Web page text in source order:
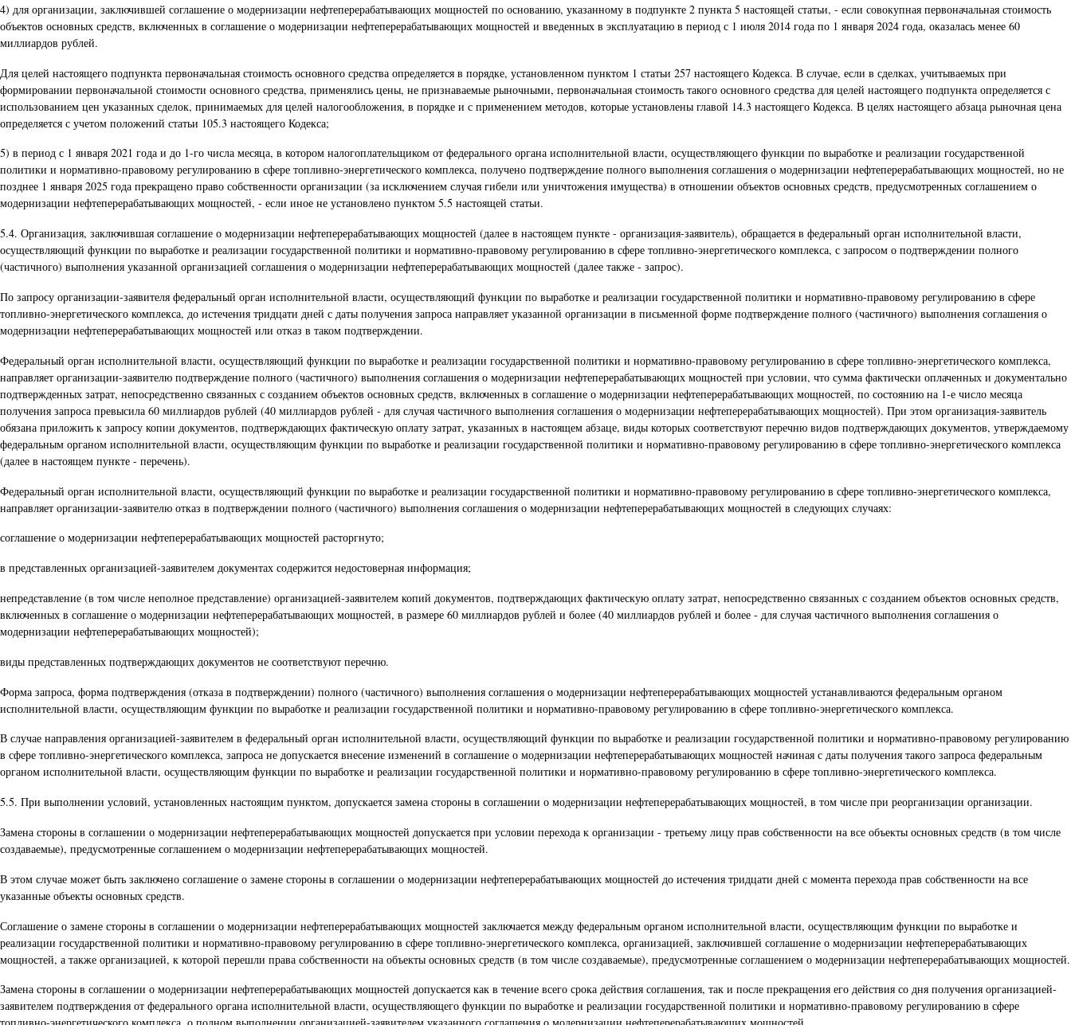
4) для организации, заключившей соглашение о модернизации нефтеперерабатывающих мощностей по основанию, указанному в подпункте 2 пункта 5 настоящей статьи, - если совокупная первоначальная стоимость
объектов основных средств, включенных в соглашение о модернизации нефтеперерабатывающих мощностей и введенных в эксплуатацию в период с 1 июля 2014 года по 1 января 2024 года, оказалась менее 60
миллиардов рублей.
Для целей настоящего подпункта первоначальная стоимость основного средства определяется в порядке, установленном пунктом 1 статьи 257 настоящего Кодекса. В случае, если в сделках, учитываемых при
формировании первоначальной стоимости основного средства, применялись цены, не признаваемые рыночными, первоначальная стоимость такого основного средства для целей настоящего подпункта определяется с
использованием цен указанных сделок, принимаемых для целей налогообложения, в порядке и с применением методов, которые установлены главой 14.3 настоящего Кодекса. В целях настоящего абзаца рыночная цена
определяется с учетом положений статьи 105.3 настоящего Кодекса;
5) в период с 1 января 2021 года и до 1-го числа месяца, в котором налогоплательщиком от федерального органа исполнительной власти, осуществляющего функции по выработке и реализации государственной
политики и нормативно-правовому регулированию в сфере топливно-энергетического комплекса, получено подтверждение полного выполнения соглашения о модернизации нефтеперерабатывающих мощностей, но не
позднее 1 января 2025 года прекращено право собственности организации (за исключением случая гибели или уничтожения имущества) в отношении объектов основных средств, предусмотренных соглашением о
модернизации нефтеперерабатывающих мощностей, - если иное не установлено пунктом 5.5 настоящей статьи.
5.4. Организация, заключившая соглашение о модернизации нефтеперерабатывающих мощностей (далее в настоящем пункте - организация-заявитель), обращается в федеральный орган исполнительной власти,
осуществляющий функции по выработке и реализации государственной политики и нормативно-правовому регулированию в сфере топливно-энергетического комплекса, с запросом о подтверждении полного
(частичного) выполнения указанной организацией соглашения о модернизации нефтеперерабатывающих мощностей (далее также - запрос).
По запросу организации-заявителя федеральный орган исполнительной власти, осуществляющий функции по выработке и реализации государственной политики и нормативно-правовому регулированию в сфере
топливно-энергетического комплекса, до истечения тридцати дней с даты получения запроса направляет указанной организации в письменной форме подтверждение полного (частичного) выполнения соглашения о
модернизации нефтеперерабатывающих мощностей или отказ в таком подтверждении.
Федеральный орган исполнительной власти, осуществляющий функции по выработке и реализации государственной политики и нормативно-правовому регулированию в сфере топливно-энергетического комплекса,
направляет организации-заявителю подтверждение полного (частичного) выполнения соглашения о модернизации нефтеперерабатывающих мощностей при условии, что сумма фактически оплаченных и документально
подтвержденных затрат, непосредственно связанных с созданием объектов основных средств, включенных в соглашение о модернизации нефтеперерабатывающих мощностей, по состоянию на 1-е число месяца
получения запроса превысила 60 миллиардов рублей (40 миллиардов рублей - для случая частичного выполнения соглашения о модернизации нефтеперерабатывающих мощностей). При этом организация-заявитель
обязана приложить к запросу копии документов, подтверждающих фактическую оплату затрат, указанных в настоящем абзаце, виды которых соответствуют перечню видов подтверждающих документов, утверждаемому
федеральным органом исполнительной власти, осуществляющим функции по выработке и реализации государственной политики и нормативно-правовому регулированию в сфере топливно-энергетического комплекса
(далее в настоящем пункте - перечень).
Федеральный орган исполнительной власти, осуществляющий функции по выработке и реализации государственной политики и нормативно-правовому регулированию в сфере топливно-энергетического комплекса,
направляет организации-заявителю отказ в подтверждении полного (частичного) выполнения соглашения о модернизации нефтеперерабатывающих мощностей в следующих случаях:
соглашение о модернизации нефтеперерабатывающих мощностей расторгнуто;
в представленных организацией-заявителем документах содержится недостоверная информация;
непредставление (в том числе неполное представление) организацией-заявителем копий документов, подтверждающих фактическую оплату затрат, непосредственно связанных с созданием объектов основных средств,
включенных в соглашение о модернизации нефтеперерабатывающих мощностей, в размере 60 миллиардов рублей и более (40 миллиардов рублей и более - для случая частичного выполнения соглашения о
модернизации нефтеперерабатывающих мощностей);
виды представленных подтверждающих документов не соответствуют перечню.
Форма запроса, форма подтверждения (отказа в подтверждении) полного (частичного) выполнения соглашения о модернизации нефтеперерабатывающих мощностей устанавливаются федеральным органом
исполнительной власти, осуществляющим функции по выработке и реализации государственной политики и нормативно-правовому регулированию в сфере топливно-энергетического комплекса.
В случае направления организацией-заявителем в федеральный орган исполнительной власти, осуществляющий функции по выработке и реализации государственной политики и нормативно-правовому регулированию
в сфере топливно-энергетического комплекса, запроса не допускается внесение изменений в соглашение о модернизации нефтеперерабатывающих мощностей начиная с даты получения такого запроса федеральным
органом исполнительной власти, осуществляющим функции по выработке и реализации государственной политики и нормативно-правовому регулированию в сфере топливно-энергетического комплекса.
5.5. При выполнении условий, установленных настоящим пунктом, допускается замена стороны в соглашении о модернизации нефтеперерабатывающих мощностей, в том числе при реорганизации организации.
Замена стороны в соглашении о модернизации нефтеперерабатывающих мощностей допускается при условии перехода к организации - третьему лицу прав собственности на все объекты основных средств (в том числе
создаваемые), предусмотренные соглашением о модернизации нефтеперерабатывающих мощностей.
В этом случае может быть заключено соглашение о замене стороны в соглашении о модернизации нефтеперерабатывающих мощностей до истечения тридцати дней с момента перехода прав собственности на все
указанные объекты основных средств.
Соглашение о замене стороны в соглашении о модернизации нефтеперерабатывающих мощностей заключается между федеральным органом исполнительной власти, осуществляющим функции по выработке и
реализации государственной политики и нормативно-правовому регулированию в сфере топливно-энергетического комплекса, организацией, заключившей соглашение о модернизации нефтеперерабатывающих
мощностей, а также организацией, к которой перешли права собственности на объекты основных средств (в том числе создаваемые), предусмотренные соглашением о модернизации нефтеперерабатывающих мощностей.
Замена стороны в соглашении о модернизации нефтеперерабатывающих мощностей допускается как в течение всего срока действия соглашения, так и после прекращения его действия со дня получения организацией-
заявителем подтверждения от федерального органа исполнительной власти, осуществляющего функции по выработке и реализации государственной политики и нормативно-правовому регулированию в сфере